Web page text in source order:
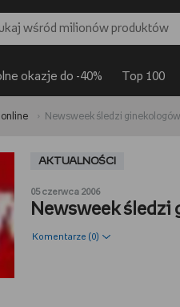
okazje do -40% Top 100
online Newsweek śledzi ginekologów
AKTUALNOŚCI
05 czerwca 2006
Newsweek śledzi
Komentarze (0)